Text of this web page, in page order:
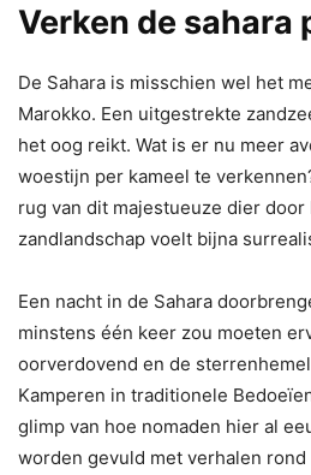
Verken de sahara
De Sahara is misschien wel het
Marokko. Een uitgestrekte
het oog reikt. Wat is er nu meer
woestijn per kameel te
rug van dit majestueuze dier
zandlandschap voelt bijna
Een nacht in de Sahara
minstens één keer zou moeten
oorverdovend en de
Kamperen in traditionele
glimp van hoe nomaden hier al
worden gevuld met verhalen